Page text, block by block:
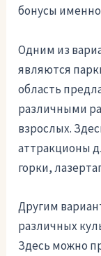
бонусы
Одним из
являются
область
различными
взрослых.
аттракционы
горки,
Другим
различных
Здесь можно